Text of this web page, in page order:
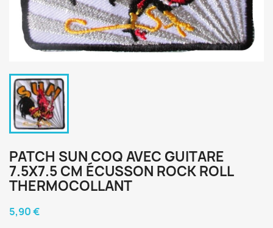
PATCH SUN COQ AVEC GUITARE
7.5X7.5 CM ÉCUSSON ROCK ROLL
THERMOCOLLANT
5,90 €